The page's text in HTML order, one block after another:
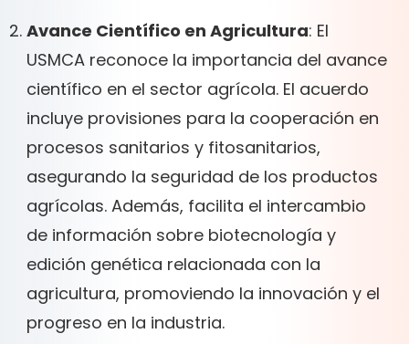
Avance Científico en Agricultura: El
USMCA reconoce la importancia del avance
científico en el sector agrícola. El acuerdo
incluye provisiones para la cooperación en
procesos sanitarios y fitosanitarios,
asegurando la seguridad de los productos
agrícolas. Además, facilita el intercambio
de información sobre biotecnología y
edición genética relacionada con la
agricultura, promoviendo la innovación y el
progreso en la industria.